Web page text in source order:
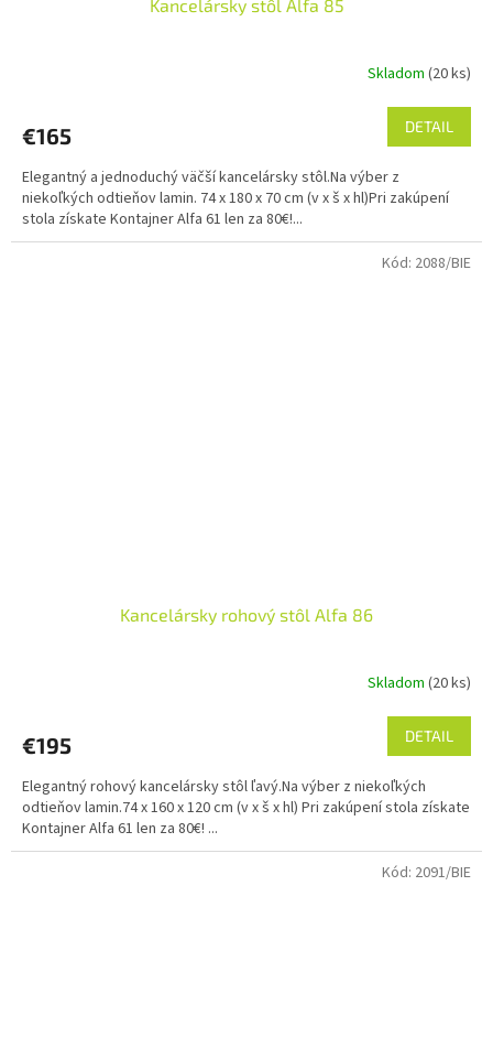
Kancelársky stôl Alfa 85
je
z
5
hviezdičiek.
Skladom(20 ks)
€165 DETAIL
Elegantný a jednoduchý väčší kancelársky stôl.Na výber z
niekoľkých odtieňov lamin. 74 x 180 x 70 cm (v x š x hl)Pri zakúpení
stola získate Kontajner Alfa 61 len za 80€!...
Kancelársky rohový stôl Alfa 86
je
z
5
hviezdičiek.
Skladom(20 ks)
€195 DETAIL
Elegantný rohový kancelársky stôl ľavý.Na výber z niekoľkých
odtieňov lamin.74 x 160 x 120 cm (v x š x hl) Pri zakúpení stola získate
Kontajner Alfa 61 len za 80€! ...
Kód: 2088/BIE
Kód: 2091/BIE